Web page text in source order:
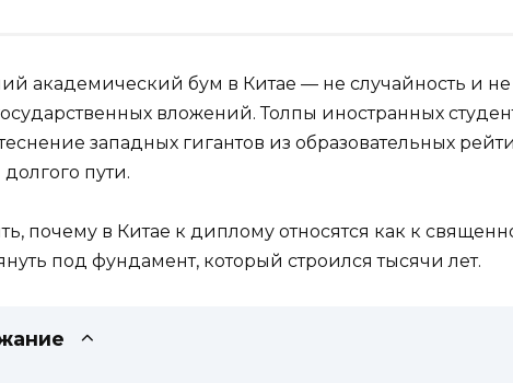
академический бум в Китае — не случайность и не
вложений. Толпы иностранных
западных гигантов из образовательных
пути.
почему в Китае к диплому относятся как к
под фундамент, который строился тысячи лет.